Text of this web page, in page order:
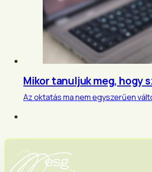
Mikor tanuljuk meg, hogy
Az oktatás ma nem egyszerűen